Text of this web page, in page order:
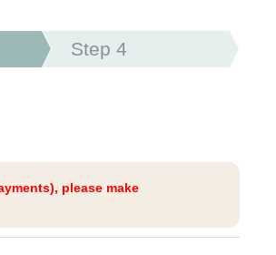
Step 4
please make